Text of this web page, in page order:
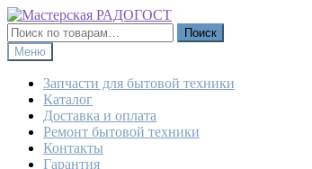
Перейти
к
навигации
Перейти
к
содержимому
Искать:
Поиск
Меню
Запчасти для бытовой техники
Каталог
Доставка и оплата
Ремонт бытовой техники
Контакты
Гарантия